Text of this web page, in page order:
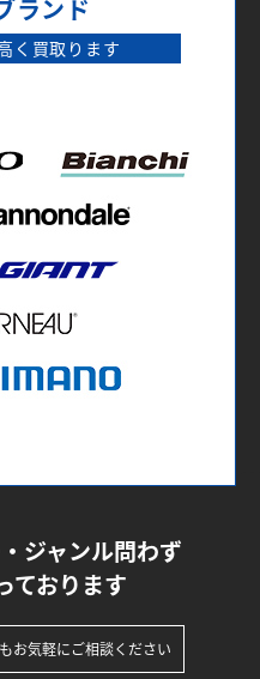
ランド
く買取ります
ジャンル問わず
ております
お気軽にご相談ください